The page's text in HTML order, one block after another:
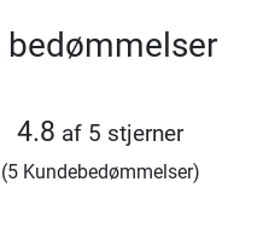
bedømmelser
4.8 af 5 stjerner
(5 Kundebedømmelser)